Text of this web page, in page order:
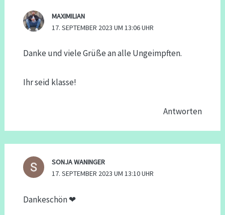
MAXIMILIAN
17. SEPTEMBER 2023 UM 13:06 UHR
Danke und viele Grüße an alle Ungeimpften.
Ihr seid klasse!
Antworten
SONJA WANINGER
17. SEPTEMBER 2023 UM 13:10 UHR
Dankeschön ❤